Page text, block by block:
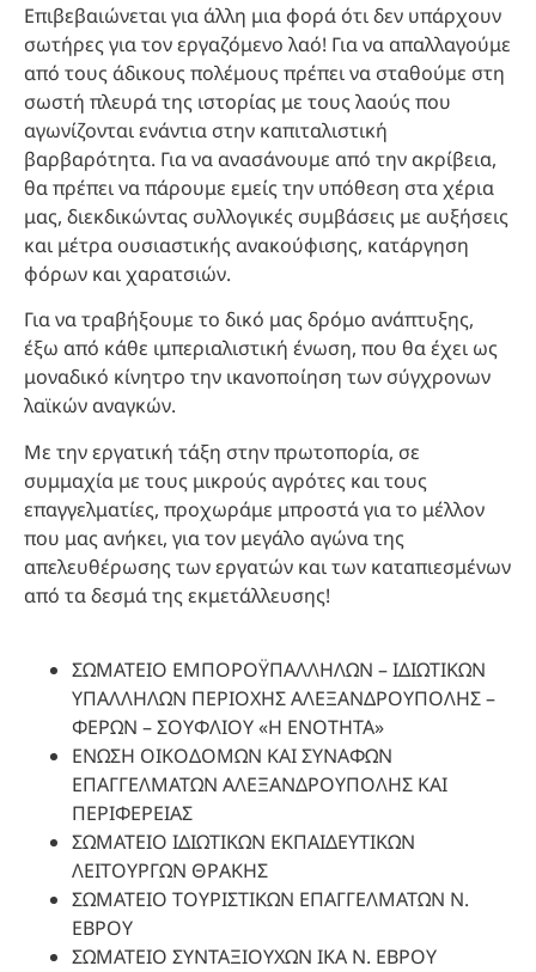
Επιβεβαιώνεται για άλλη μια φορά ότι δεν υπάρχουν
σωτήρες για τον εργαζόμενο λαό! Για να απαλλαγούμε
από τους άδικους πολέμους πρέπει να σταθούμε στη
σωστή πλευρά της ιστορίας με τους λαούς που
αγωνίζονται ενάντια στην καπιταλιστική
βαρβαρότητα. Για να ανασάνουμε από την ακρίβεια,
θα πρέπει να πάρουμε εμείς την υπόθεση στα χέρια
μας, διεκδικώντας συλλογικές συμβάσεις με αυξήσεις
και μέτρα ουσιαστικής ανακούφισης, κατάργηση
φόρων και χαρατσιών.
Για να τραβήξουμε το δικό μας δρόμο ανάπτυξης,
έξω από κάθε ιμπεριαλιστική ένωση, που θα έχει ως
μοναδικό κίνητρο την ικανοποίηση των σύγχρονων
λαϊκών αναγκών.
Με την εργατική τάξη στην πρωτοπορία, σε
συμμαχία με τους μικρούς αγρότες και τους
επαγγελματίες, προχωράμε μπροστά για το μέλλον
που μας ανήκει, για τον μεγάλο αγώνα της
απελευθέρωσης των εργατών και των καταπιεσμένων
από τα δεσμά της εκμετάλλευσης!
ΣΩΜΑΤΕΙΟ ΕΜΠΟΡΟΫΠΑΛΛΗΛΩΝ – ΙΔΙΩΤΙΚΩΝ
ΥΠΑΛΛΗΛΩΝ ΠΕΡΙΟΧΗΣ ΑΛΕΞΑΝΔΡΟΥΠΟΛΗΣ –
ΦΕΡΩΝ – ΣΟΥΦΛΙΟΥ «Η ΕΝΟΤΗΤΑ»
ΕΝΩΣΗ ΟΙΚΟΔΟΜΩΝ ΚΑΙ ΣΥΝΑΦΩΝ
ΕΠΑΓΓΕΛΜΑΤΩΝ ΑΛΕΞΑΝΔΡΟΥΠΟΛΗΣ ΚΑΙ
ΠΕΡΙΦΕΡΕΙΑΣ
ΣΩΜΑΤΕΙΟ ΙΔΙΩΤΙΚΩΝ ΕΚΠΑΙΔΕΥΤΙΚΩΝ
ΛΕΙΤΟΥΡΓΩΝ ΘΡΑΚΗΣ
ΣΩΜΑΤΕΙΟ ΤΟΥΡΙΣΤΙΚΩΝ ΕΠΑΓΓΕΛΜΑΤΩΝ Ν.
ΕΒΡΟΥ
ΣΩΜΑΤΕΙΟ ΣΥΝΤΑΞΙΟΥΧΩΝ ΙΚΑ Ν. ΕΒΡΟΥ